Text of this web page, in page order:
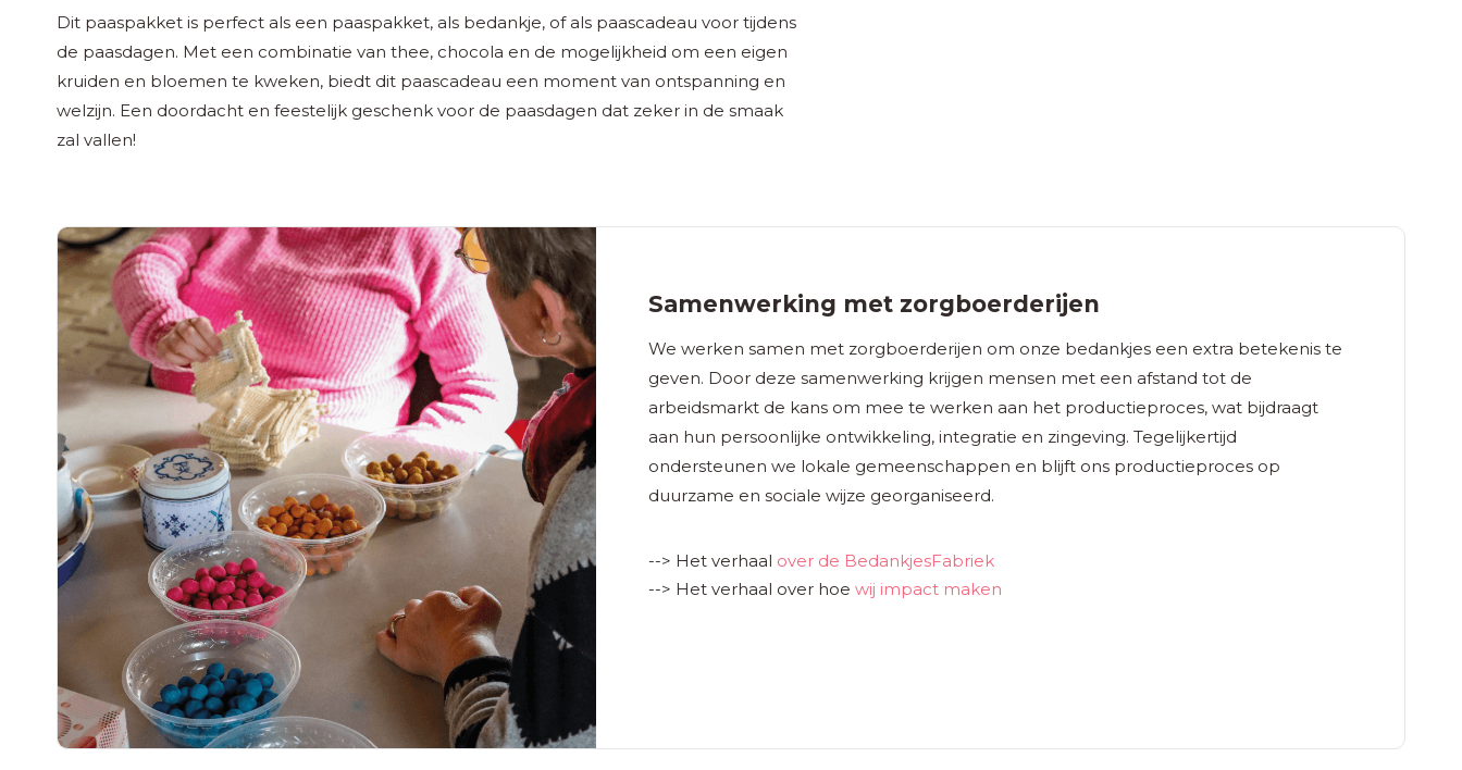
Dit paaspakket is perfect als een paaspakket, als bedankje, of als paascadeau voor tijdens
de paasdagen. Met een combinatie van thee, chocola en de mogelijkheid om een eigen
kruiden en bloemen te kweken, biedt dit paascadeau een moment van ontspanning en
welzijn. Een doordacht en feestelijk geschenk voor de paasdagen dat zeker in de smaak
zal vallen!
Samenwerking met zorgboerderijen
We werken samen met zorgboerderijen om onze bedankjes een extra betekenis te
geven. Door deze samenwerking krijgen mensen met een afstand tot de
arbeidsmarkt de kans om mee te werken aan het productieproces, wat bijdraagt
aan hun persoonlijke ontwikkeling, integratie en zingeving. Tegelijkertijd
ondersteunen we lokale gemeenschappen en blijft ons productieproces op
duurzame en sociale wijze georganiseerd.
--> Het verhaal over de BedankjesFabriek
--> Het verhaal over hoewij impact maken